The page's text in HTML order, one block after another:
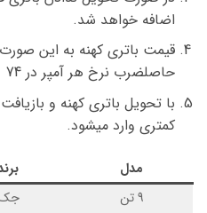
اضافه خواهد شد.
قیمت باتری کهنه به این
حاصلضرب نرخ هر آمپر در 74
با تحویل باتری کهنه و
کمتری وارد میشود.
مدل
9 تن